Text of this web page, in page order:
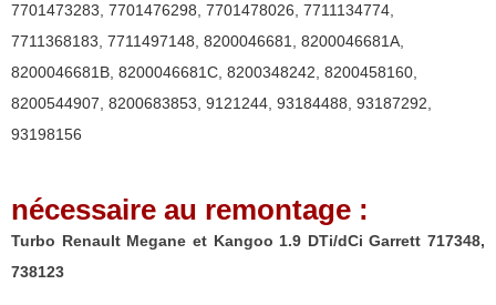
7701473283, 7701476298, 7701478026, 7711134774,
7711368183, 7711497148, 8200046681, 8200046681A,
8200046681B, 8200046681C, 8200348242, 8200458160,
8200544907, 8200683853, 9121244, 93184488, 93187292,
93198156
nécessaire au remontage :
Turbo Renault Megane et Kangoo 1.9 DTi/dCi Garrett 717348,
738123